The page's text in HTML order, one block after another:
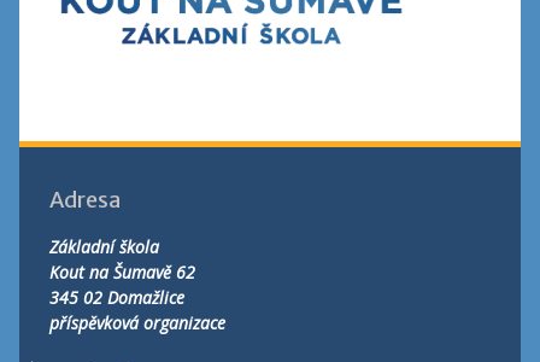
Adresa
Základní škola
Kout na Šumavě 62
345 02 Domažlice
příspěvková organizace